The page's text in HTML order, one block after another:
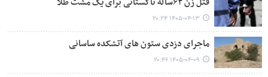
۱۴۰۵-۰۴-۱۳ ۲۰:۲۴
ماجرای دزدی ستون های آتشکده ساسانی
۱۴۰۵-۰۴-۰۹ ۲۰:۴۶